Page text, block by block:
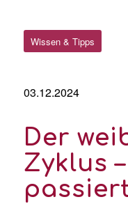
Wissen & Tipps
03.12.2024
Der
Zyklus